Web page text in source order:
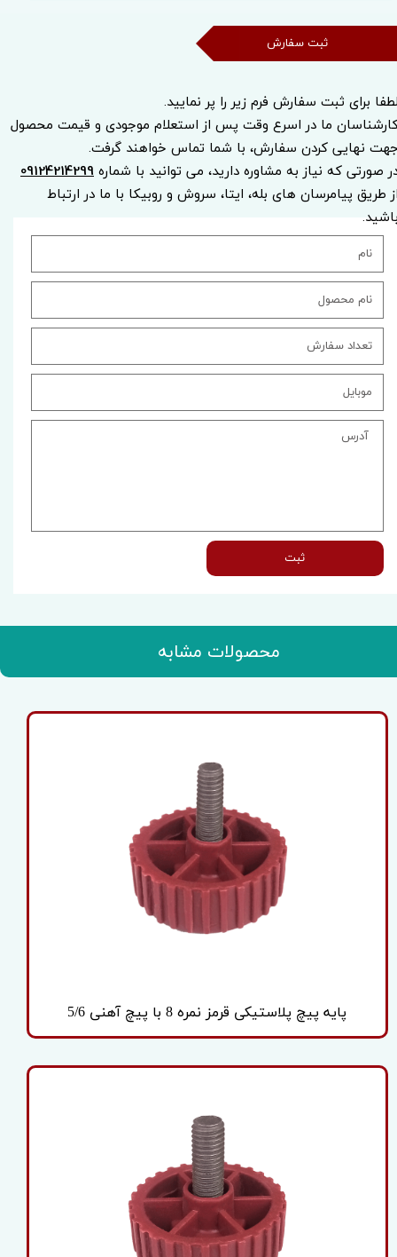
ثبت
برای ثبت سفارش فرم زیر را پر نمایید.
ما در اسرع وقت پس از استعلام موجودی و قیمت محصول
نهایی کردن سفارش، با شما تماس خواهند گرفت.
صورتی که نیاز به مشاوره دارید، می توانید با شماره09124214299
طریق پیامرسان های بله، ایتا، سروش و روبیکا با ما در ارتباط
ثبت سفارش
محصولات مشابه
پایه پیچ پلاستیکی قرمز نمره 8 با پیچ آهنی 5/6